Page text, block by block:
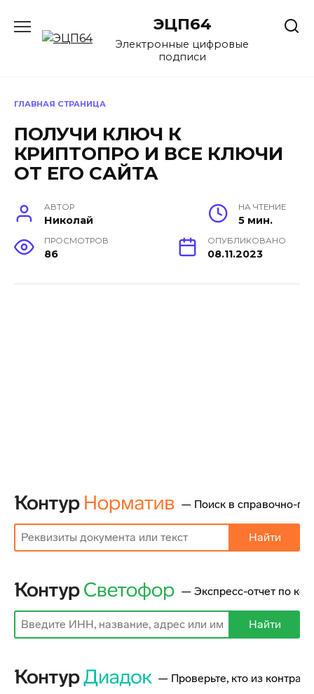
содержанию
ЭЦП64
Электронные цифровые
подписи
ГЛАВНАЯ СТРАНИЦА
ПОЛУЧИ КЛЮЧ К
КРИПТОПРО И ВСЕ КЛЮЧИ
ОТ ЕГО САЙТА
АВТОР
Николай
НА ЧТЕНИЕ
5 мин.
ПРОСМОТРОВ
86
ОПУБЛИКОВАНО
08.11.2023